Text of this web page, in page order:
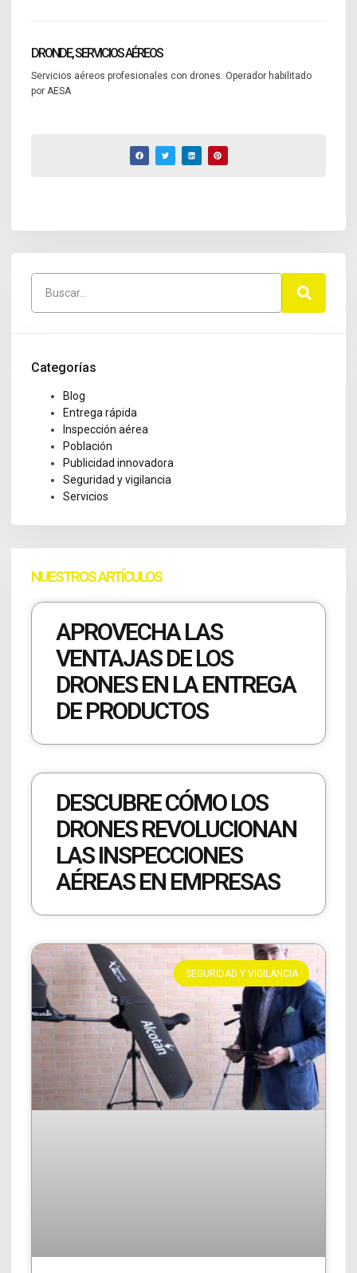
DRONDE, SERVICIOS AÉREOS
Servicios aéreos profesionales con drones. Operador habilitado
por AESA
Categorías
Blog
Entrega rápida
Inspección aérea
Población
Publicidad innovadora
Seguridad y vigilancia
Servicios
NUESTROS ARTÍCULOS
APROVECHA LAS
VENTAJAS DE LOS
DRONES EN LA ENTREGA
DE PRODUCTOS
DESCUBRE CÓMO LOS
DRONES REVOLUCIONAN
LAS INSPECCIONES
AÉREAS EN EMPRESAS
SEGURIDAD Y VIGILANCIA